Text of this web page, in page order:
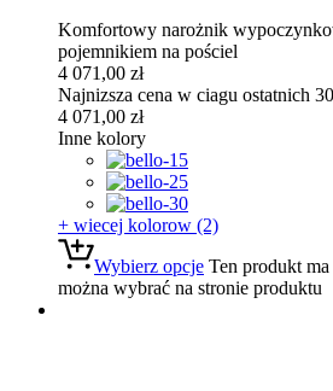
Komfortowy narożnik
pojemnikiem na pościel
4 071,00 zł
Najnizsza cena w ciagu ostatnich
4 071,00 zł
Inne kolory
+ wiecej kolorow (2)
Wybierz opcje Ten produkt
można wybrać na stronie produktu